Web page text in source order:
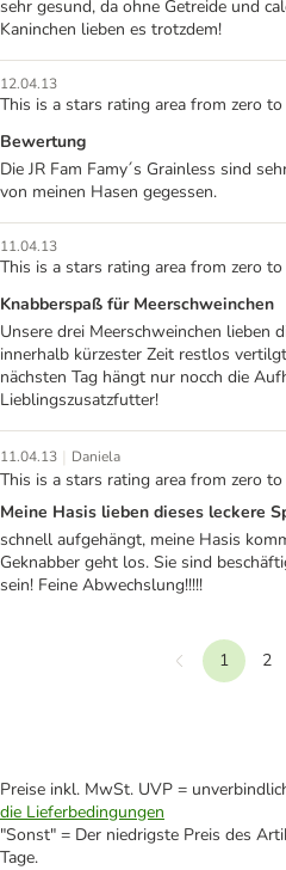
sehr gesund, da ohne Getreide und
Kaninchen lieben es trotzdem!
12.04.13
This is a stars rating area from zero
Bewertung
Die JR Fam Famy´s Grainless sind
von meinen Hasen gegessen.
11.04.13
This is a stars rating area from zero
Knabberspaß für Meerschweinchen
Unsere drei Meerschweinchen lieben
innerhalb kürzester Zeit restlos
nächsten Tag hängt nur nocch die
Lieblingszusatzfutter!
11.04.13 | Daniela
This is a stars rating area from zero
Meine Hasis lieben dieses leckere
schnell aufgehängt, meine Hasis
Geknabber geht los. Sie sind
sein! Feine Abwechslung!!!!!
Vorherige
1 2
Preise inkl. MwSt. UVP =
die Lieferbedingungen
"Sonst" = Der niedrigste Preis des
Tage.